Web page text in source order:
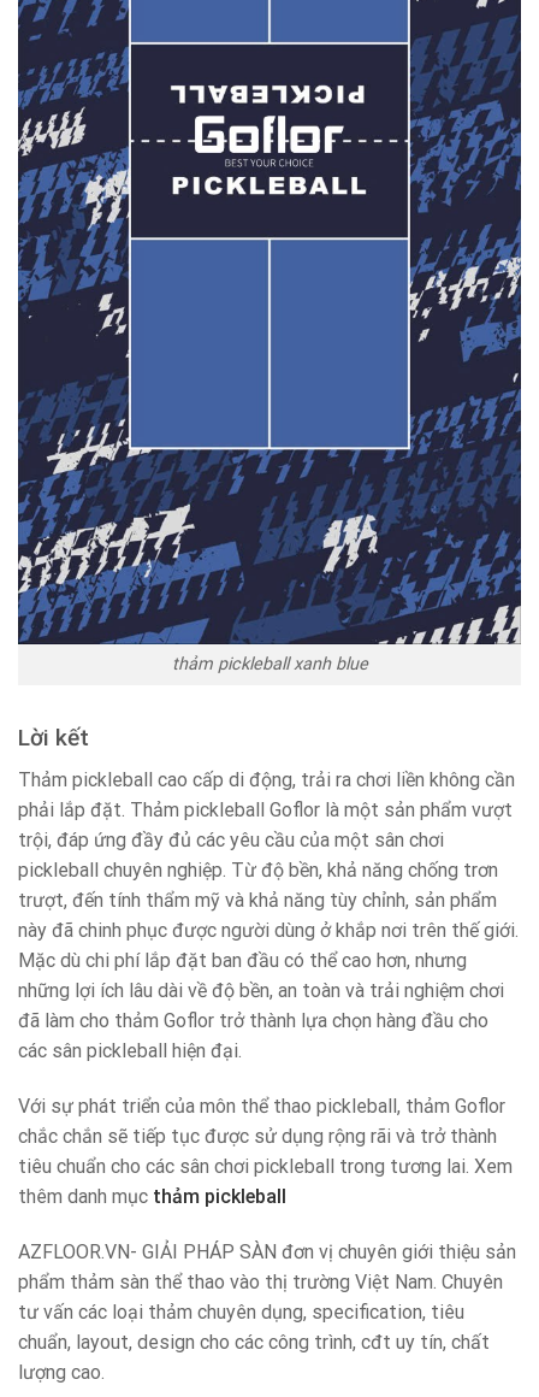
thảm pickleball xanh blue
Lời kết
Thảm pickleball cao cấp di động, trải ra chơi liền không cần
phải lắp đặt. Thảm pickleball Goflor là một sản phẩm vượt
trội, đáp ứng đầy đủ các yêu cầu của một sân chơi
pickleball chuyên nghiệp. Từ độ bền, khả năng chống trơn
trượt, đến tính thẩm mỹ và khả năng tùy chỉnh, sản phẩm
này đã chinh phục được người dùng ở khắp nơi trên thế giới.
Mặc dù chi phí lắp đặt ban đầu có thể cao hơn, nhưng
những lợi ích lâu dài về độ bền, an toàn và trải nghiệm chơi
đã làm cho thảm Goflor trở thành lựa chọn hàng đầu cho
các sân pickleball hiện đại.
Với sự phát triển của môn thể thao pickleball, thảm Goflor
chắc chắn sẽ tiếp tục được sử dụng rộng rãi và trở thành
tiêu chuẩn cho các sân chơi pickleball trong tương lai. Xem
thêm danh mục thảm pickleball
AZFLOOR.VN- GIẢI PHÁP SÀN đơn vị chuyên giới thiệu sản
phẩm thảm sàn thể thao vào thị trường Việt Nam. Chuyên
tư vấn các loại thảm chuyên dụng, specification, tiêu
chuẩn, layout, design cho các công trình, cđt uy tín, chất
lượng cao.